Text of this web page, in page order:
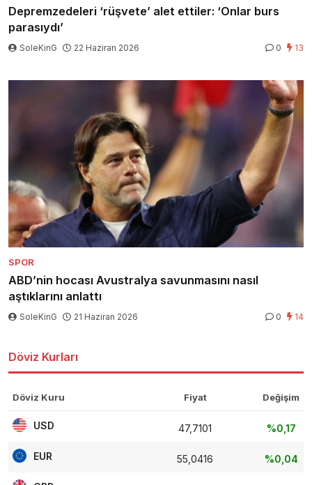
Depremzedeleri ‘rüşvete’ alet ettiler: ‘Onlar burs
parasıydı’
SoleKinG 22 Haziran 2026 0 13
SPOR
ABD’nin hocası Avustralya savunmasını nasıl
aştıklarını anlattı
SoleKinG 21 Haziran 2026 0 14
Döviz Kurları
Döviz Kuru Fiyat Değişim
USD 47,7101 %0,17
EUR 55,0416 %0,04